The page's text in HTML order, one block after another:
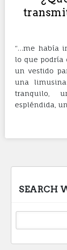
“…me había
lo que podría
un vestido
una
tranquilo,
espléndida,
SEARCH
Buscar: